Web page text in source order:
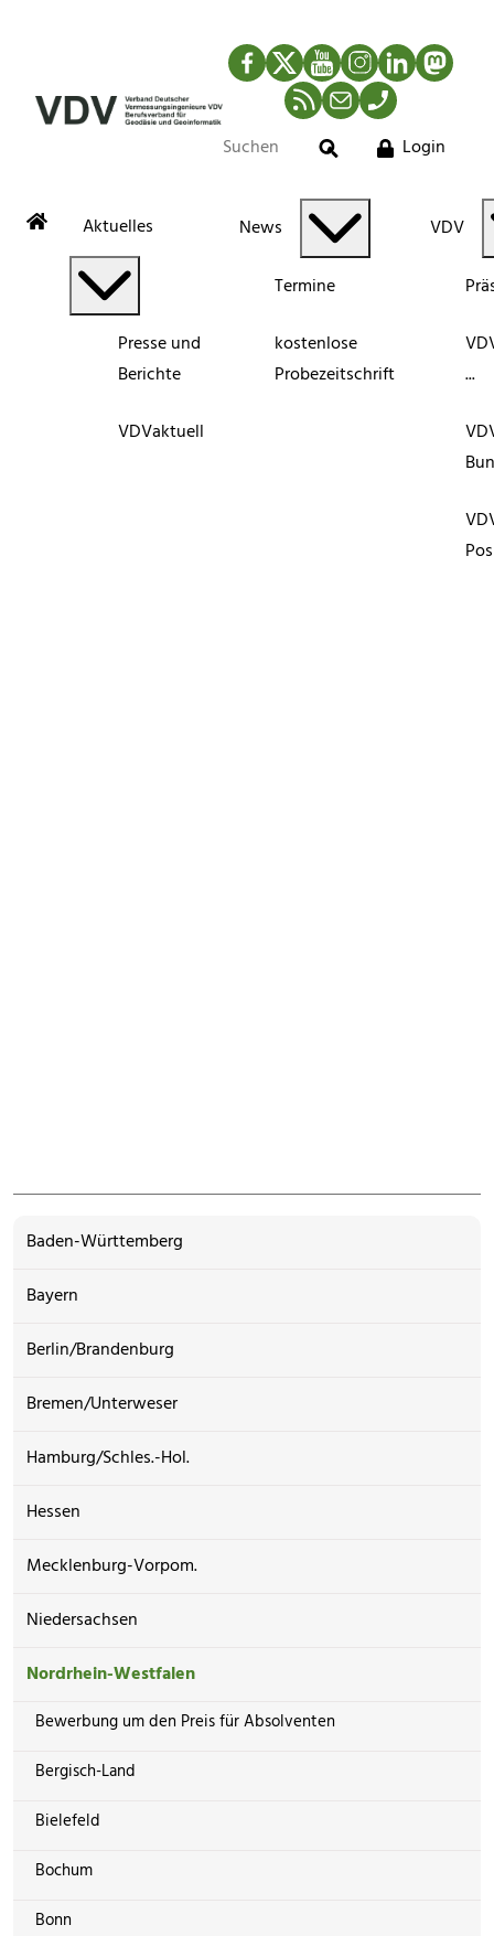
Facebook
TwitterYouTubeInstagram
LinkedIn
RSS-Newsfeed
MailTelefon
Suche
Login
Aktuelles
Presse und
Berichte
VDVaktuell
News
Termine
kostenlose
Probezeitschrift
VDV
...
Baden-Württemberg
Bayern
Berlin/Brandenburg
Bremen/Unterweser
Hamburg/Schles.-Hol.
Hessen
Mecklenburg-Vorpom.
Niedersachsen
Nordrhein-Westfalen
Bewerbung um den Preis für Absolventen
Bergisch-Land
Bielefeld
Bochum
Bonn